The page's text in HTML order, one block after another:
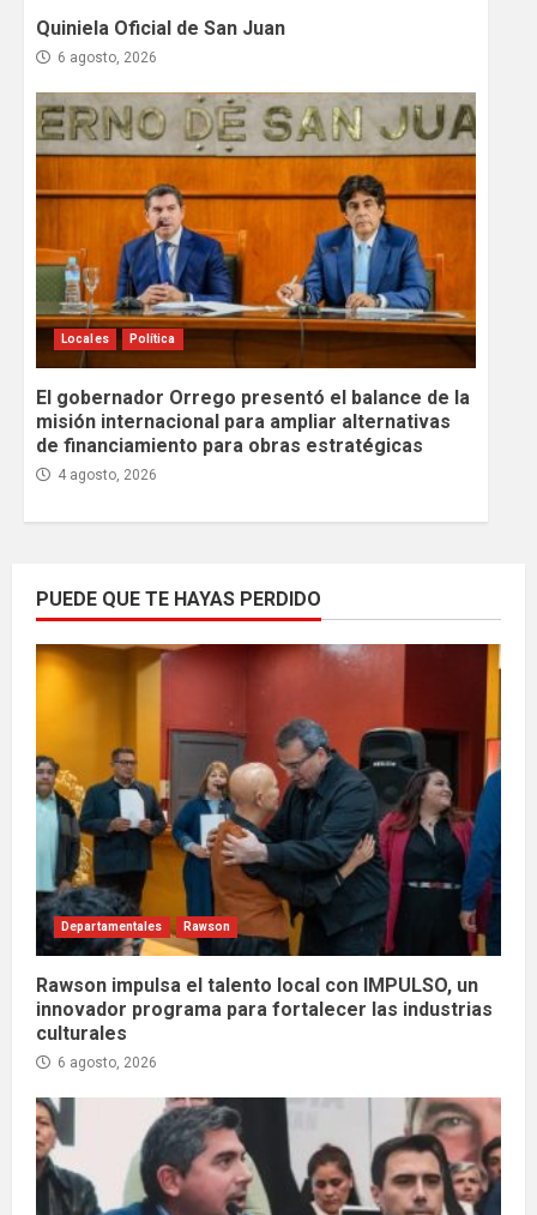
Quiniela Oficial de San Juan
6 agosto, 2026
Locales Política
El gobernador Orrego presentó el balance de la
misión internacional para ampliar alternativas
de financiamiento para obras estratégicas
4 agosto, 2026
PUEDE QUE TE HAYAS PERDIDO
Departamentales Rawson
Rawson impulsa el talento local con IMPULSO, un
innovador programa para fortalecer las industrias
culturales
6 agosto, 2026